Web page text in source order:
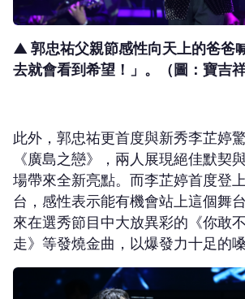
▲ 郭忠祐父親節感性向天上的爸爸
去就會看到希望！」。（圖：寶吉祥
此外，郭忠祐更首度與新秀李芷婷
《廣島之戀》，兩人展現絕佳默契
場帶來全新亮點。而李芷婷首度登
台， 感性表示能有機會站上這個舞
來在選秀節目中大放異彩的《你敢
走》等發燒金曲，以爆發力十足的